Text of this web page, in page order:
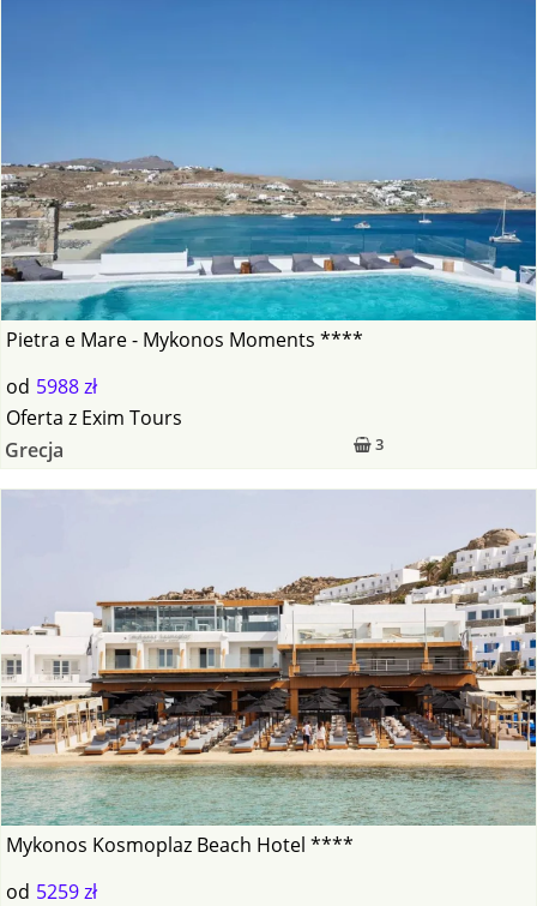
Pietra e Mare - Mykonos Moments ****
od 5988 zł
3
Oferta z Exim Tours
Grecja
Mykonos Kosmoplaz Beach Hotel ****
od 5259 zł